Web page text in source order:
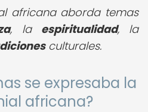
africana aborda temas
, la espiritualidad, la
culturales.
se expresaba la
africana?